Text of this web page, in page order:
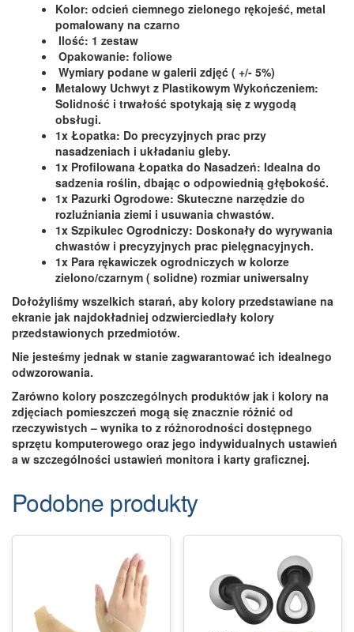
Kolor: odcień ciemnego zielonego rękojeść, metal
pomalowany na czarno
Ilość: 1 zestaw
Opakowanie: foliowe
Wymiary podane w galerii zdjęć ( +/- 5%)
Metalowy Uchwyt z Plastikowym Wykończeniem:
Solidność i trwałość spotykają się z wygodą
obsługi.
1x Łopatka: Do precyzyjnych prac przy
nasadzeniach i układaniu gleby.
1x Profilowana Łopatka do Nasadzeń: Idealna do
sadzenia roślin, dbając o odpowiednią głębokość.
1x Pazurki Ogrodowe: Skuteczne narzędzie do
rozluźniania ziemi i usuwania chwastów.
1x Szpikulec Ogrodniczy: Doskonały do wyrywania
chwastów i precyzyjnych prac pielęgnacyjnych.
1x Para rękawiczek ogrodniczych w kolorze
zielono/czarnym ( solidne) rozmiar uniwersalny
Dołożyliśmy wszelkich starań, aby kolory przedstawiane na
ekranie jak najdokładniej odzwierciedlały kolory
przedstawionych przedmiotów.
Nie jesteśmy jednak w stanie zagwarantować ich idealnego
odwzorowania.
Zarówno kolory poszczególnych produktów jak i kolory na
zdjęciach pomieszczeń mogą się znacznie różnić od
rzeczywistych – wynika to z różnorodności dostępnego
sprzętu komputerowego oraz jego indywidualnych ustawień
a w szczególności ustawień monitora i karty graficznej.
Podobne produkty